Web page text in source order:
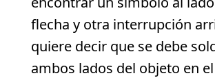
flecha y otra interrupción
quiere decir que se debe
ambos lados del objeto en